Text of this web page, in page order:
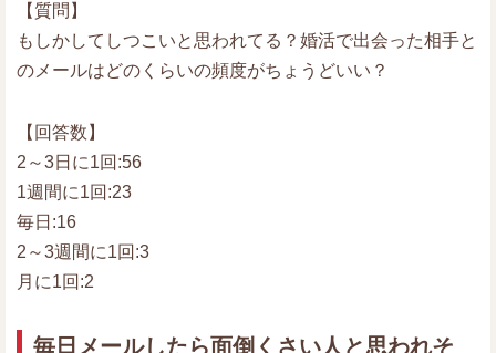
【質問】
もしかしてしつこいと思われてる？婚活で出会った相手と
のメールはどのくらいの頻度がちょうどいい？
【回答数】
2～3日に1回:56
1週間に1回:23
毎日:16
2～3週間に1回:3
月に1回:2
毎日メールしたら面倒くさい人と思われそ